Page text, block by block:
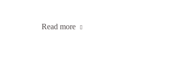
Read more